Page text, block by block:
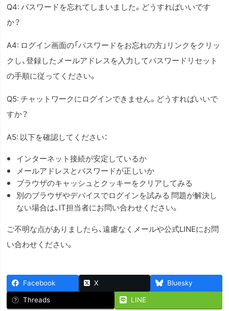
Q4: パスワードを忘れてしまいました。どうすればいいです
か？
A4: ログイン画面の「パスワードをお忘れの方」リンクをクリッ
クし、登録したメールアドレスを入力してパスワードリセット
の手順に従ってください。
Q5: チャットワークにログインできません。どうすればいいで
すか？
A5: 以下を確認してください：
インターネット接続が安定しているか
メールアドレスとパスワードが正しいか
ブラウザのキャッシュとクッキーをクリアしてみる
別のブラウザやデバイスでログインを試みる 問題が解決し
ない場合は、IT担当者にお問い合わせください。
ご不明な点がありましたら、遠慮なくメールや公式LINEにお問
い合わせください。
Facebook X
Bluesky
Threads
LINE